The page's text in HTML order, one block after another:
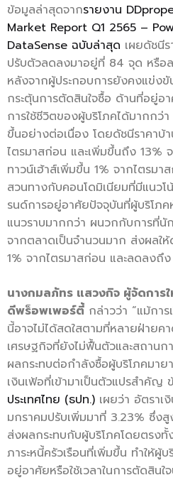
ข้อมูลล่าสุดจากรายงาน
Market Report Q1 2565 –
DataSense ฉบับล่าสุด เผยดัชนี
ปรับตัวลดลงมาอยู่ที่ 84 จุด หรือ
หลังจากผู้ประกอบการยังคงแข่งขั
กระตุ้นการตัดสินใจซื้อ ด้านที่อยู่อ
การใช้ชีวิตของผู้บริโภคได้มากกว่
ขึ้นอย่างต่อเนื่อง โดยดัชนีราคาบ้
ไตรมาสก่อน และเพิ่มขึ้นถึง 13%
ทาวน์เฮ้าส์เพิ่มขึ้น 1% จากไตรม
สวนทางกับคอนโดมิเนียมที่มีแนวโ
รนด์การอยู่อาศัยปัจจุบันที่ผู้บริโภค
แนวราบมากกว่า ผนวกกับการที่นั
จากตลาดเป็นจำนวนมาก ส่งผลใ
1% จากไตรมาสก่อน และลดลงถึ
นางกมลภัทร แสวงกิจ ผู้จัดการ
ดีพร็อพเพอร์ตี้ กล่าวว่า “แม้กา
นี้อาจไม่ได้สดใสตามที่หลายฝ่ายค
เศรษฐกิจที่ยังไม่ฟื้นตัวและสถาน
ผลกระทบต่อกำลังซื้อผู้บริโภคมา
เงินเฟ้อที่เข้ามาเป็นตัวแปรสำคัญ
ประเทศไทย (ธปท.) เผยว่า อัตรา
มกราคมปรับเพิ่มมาที่ 3.23% ซึ่ง
ส่งผลกระทบกับผู้บริโภคโดยตรงทั้
ภาระหนี้ครัวเรือนที่เพิ่มขึ้น ทำให้ผู้
อยู่อาศัยหรือใช้เวลาในการตัดสินใ